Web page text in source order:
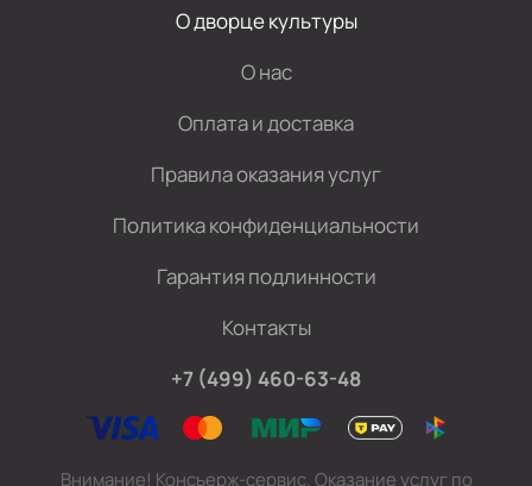
О дворце культуры
О нас
Оплата и доставка
Правила оказания услуг
Политика конфиденциальности
Гарантия подлинности
Контакты
+7 (499) 460-63-48
Внимание! Консьерж-сервис. Оказание услуг по